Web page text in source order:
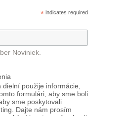
* indicates required
Noviniek.
použije informácie,
formulári, aby sme boli
sme poskytovali
Dajte nám prosím